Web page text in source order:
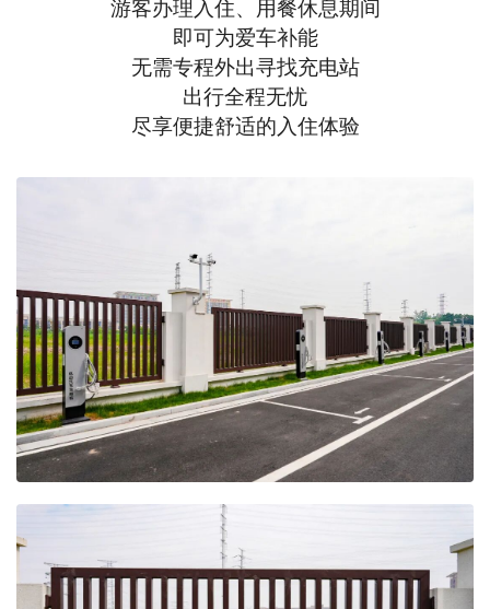
游客办理入住、用餐休息期间
即可为爱车补能
无需专程外出寻找充电站
出行全程无忧
尽享便捷舒适的入住体验